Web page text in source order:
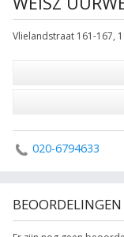
Vlielandstraat 161-167,
020-6794633
BEOORDELINGEN